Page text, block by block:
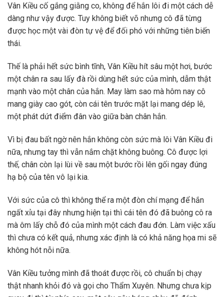
Vân Kiều cố gắng giằng co, không để hắn lôi đi một cách dễ
dàng như vậy được. Tuy không biết võ nhưng cô đã từng
được học một vài đòn tự vệ để đối phó với những tiên biến
thái.
Thế là phải hết sức bình tĩnh, Vân Kiều hít sâu một hơi, bước
một chân ra sau lấy đà rồi dùng hết sức của mình, dẫm thật
mạnh vào một chân của hắn. May làm sao mà hôm nay cô
mang giày cao gót, còn cái tên trước mặt lại mang dép lê,
một phát dứt điểm đân vào giữa bàn chân hắn.
Vì bị đau bất ngờ nên hắn không còn sức mà lôi Vân Kiều đi
nữa, nhưng tay thì vẫn nắm chặt không buông. Cô được lợi
thế, chân còn lại lùi về sau một bước rồi lên gối ngay đúng
hạ bộ của tên vô lại kia.
Với sức của cô thì không thể ra một đòn chí mạng để hắn
ngất xỉu tại đây nhưng hiện tại thì cái tên đó đã buông cô ra
mà ôm lấy chỗ đó của mình một cách đau đớn. Làm việc xấu
thì chưa có kết quả, nhưng xác định là có khả năng họa mi sẽ
không hót nỗi nữa.
Vân Kiều tưởng mình đã thoát được rồi, cô chuẩn bị chạy
thật nhanh khỏi đó và gọi cho Thẩm Xuyên. Nhưng chưa kịp